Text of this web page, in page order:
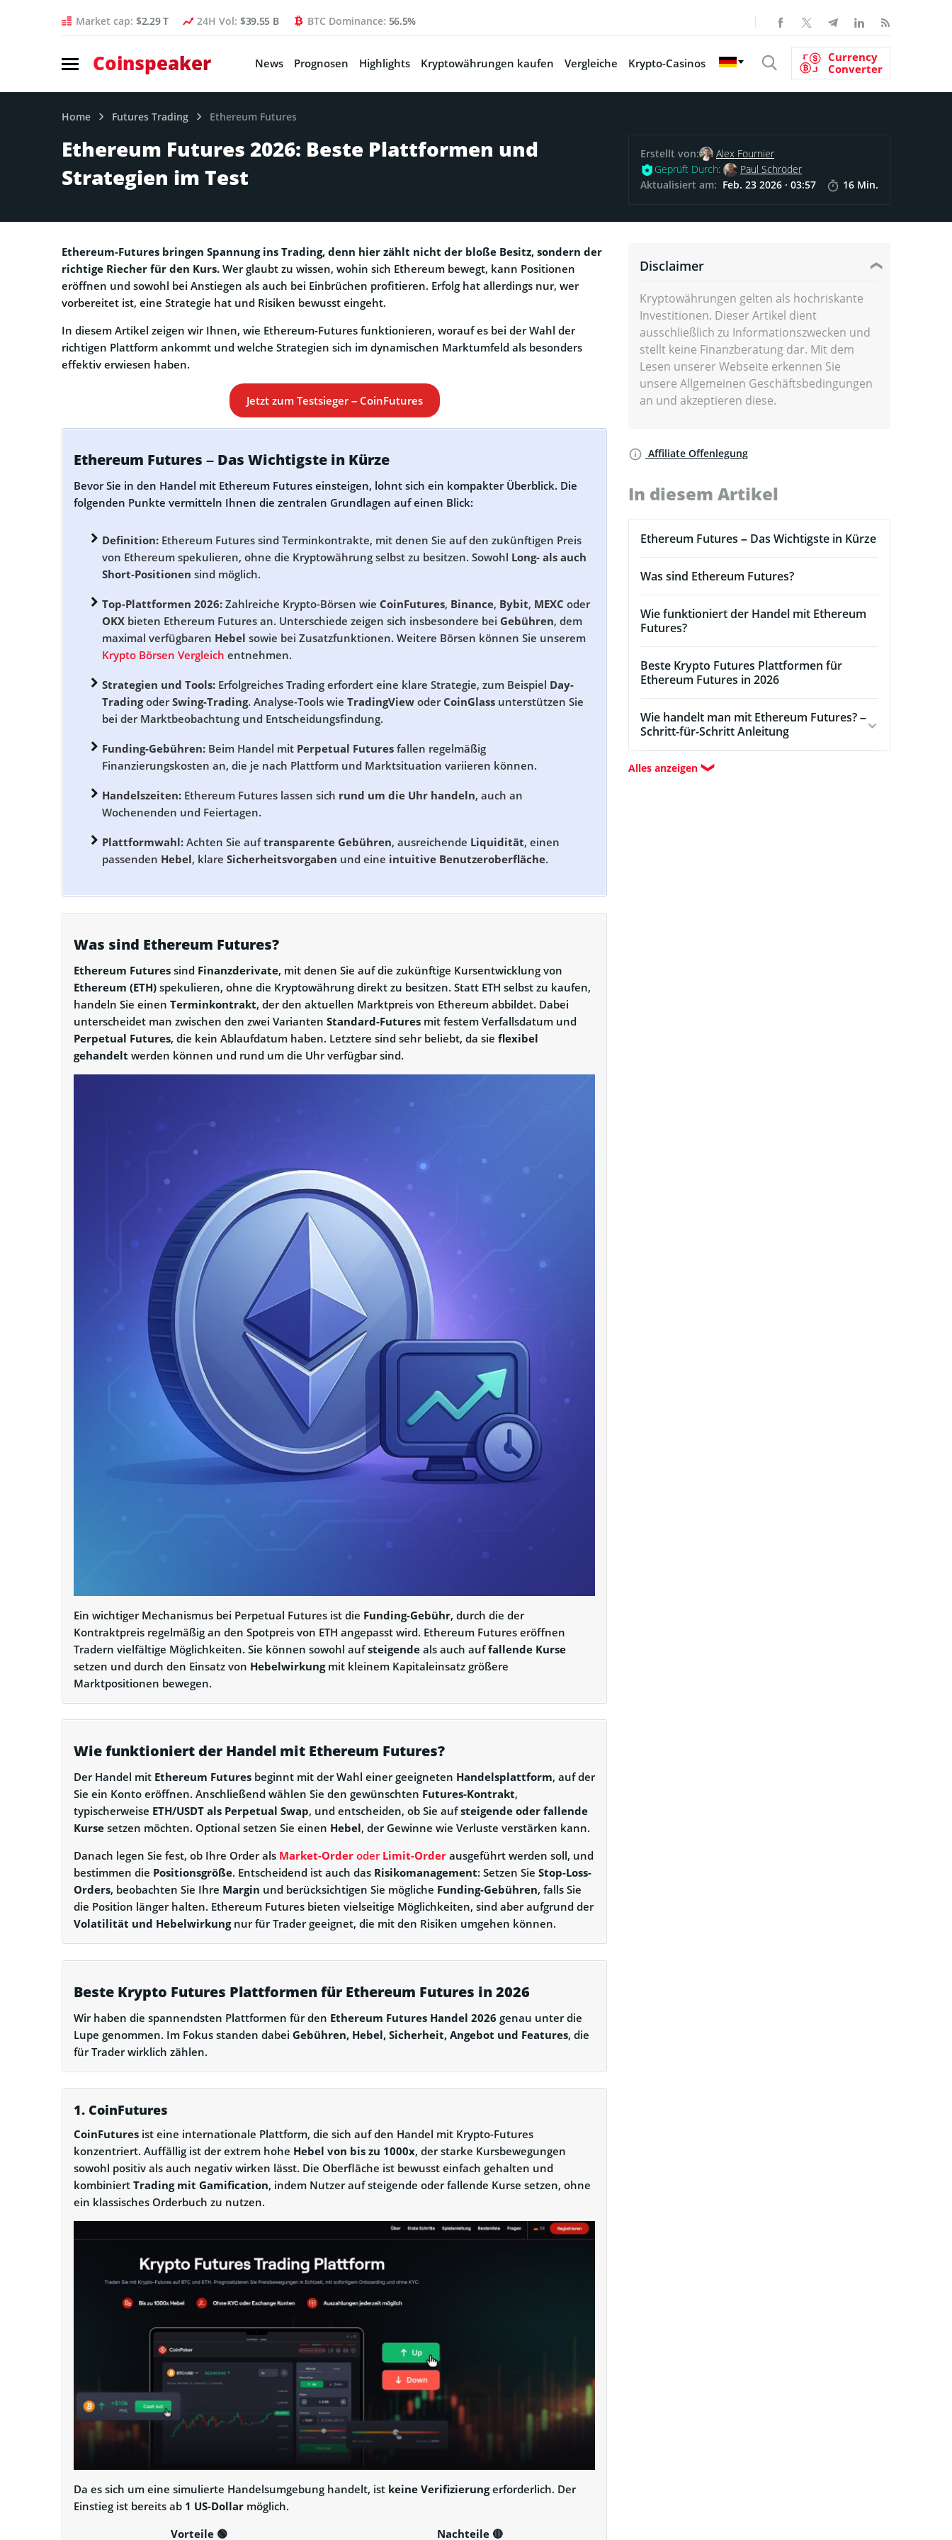
Market cap: $2.29 T 24H Vol: $39.55 B BTC Dominance: 56.5%
Coinspeaker News Prognosen Highlights Kryptowährungen kaufen Vergleiche Krypto-Casinos
Currency
Converter
Home Futures Trading Ethereum Futures
Ethereum Futures 2026: Beste Plattformen und
Strategien im Test
Erstellt von:
Alex Fournier
Geprüft Durch:
Paul Schröder
Aktualisiert am: Feb. 23 2026 · 03:57 16 Min.
Ethereum-Futures bringen Spannung ins Trading, denn hier zählt nicht der bloße Besitz, sondern der
richtige Riecher für den Kurs. Wer glaubt zu wissen, wohin sich Ethereum bewegt, kann Positionen
eröffnen und sowohl bei Anstiegen als auch bei Einbrüchen profitieren. Erfolg hat allerdings nur, wer
vorbereitet ist, eine Strategie hat und Risiken bewusst eingeht.
In diesem Artikel zeigen wir Ihnen, wie Ethereum-Futures funktionieren, worauf es bei der Wahl der
richtigen Plattform ankommt und welche Strategien sich im dynamischen Marktumfeld als besonders
effektiv erwiesen haben.
Jetzt zum Testsieger – CoinFutures
Ethereum Futures – Das Wichtigste in Kürze
Bevor Sie in den Handel mit Ethereum Futures einsteigen, lohnt sich ein kompakter Überblick. Die
folgenden Punkte vermitteln Ihnen die zentralen Grundlagen auf einen Blick:
Definition: Ethereum Futures sind Terminkontrakte, mit denen Sie auf den zukünftigen Preis
von Ethereum spekulieren, ohne die Kryptowährung selbst zu besitzen. Sowohl Long- als auch
Short-Positionen sind möglich.
Top-Plattformen 2026: Zahlreiche Krypto-Börsen wie CoinFutures, Binance, Bybit, MEXC oder
OKX bieten Ethereum Futures an. Unterschiede zeigen sich insbesondere bei Gebühren, dem
maximal verfügbaren Hebel sowie bei Zusatzfunktionen. Weitere Börsen können Sie unserem
Krypto Börsen Vergleich entnehmen.
Strategien und Tools: Erfolgreiches Trading erfordert eine klare Strategie, zum Beispiel Day-
TradingoderSwing-Trading. Analyse-Tools wie TradingView oder CoinGlass unterstützen Sie
bei der Marktbeobachtung und Entscheidungsfindung.
Funding-Gebühren: Beim Handel mit Perpetual Futures fallen regelmäßig
Finanzierungskosten an, die je nach Plattform und Marktsituation variieren können.
Handelszeiten: Ethereum Futures lassen sich rund um die Uhr handeln, auch an
Wochenenden und Feiertagen.
Plattformwahl: Achten Sie auftransparente Gebühren, ausreichende Liquidität, einen
passenden Hebel, klare Sicherheitsvorgaben und eine intuitive Benutzeroberfläche.
Was sind Ethereum Futures?
Ethereum Futures sind Finanzderivate, mit denen Sie auf die zukünftige Kursentwicklung von
Ethereum (ETH) spekulieren, ohne die Kryptowährung direkt zu besitzen. Statt ETH selbst zu kaufen,
handeln Sie einen Terminkontrakt, der den aktuellen Marktpreis von Ethereum abbildet. Dabei
unterscheidet man zwischen den zwei Varianten Standard-Futures mit festem Verfallsdatum und
Perpetual Futures, die kein Ablaufdatum haben. Letztere sind sehr beliebt, da sie flexibel
gehandelt werden können und rund um die Uhr verfügbar sind.
Ein wichtiger Mechanismus bei Perpetual Futures ist die Funding-Gebühr, durch die der
Kontraktpreis regelmäßig an den Spotpreis von ETH angepasst wird. Ethereum Futures eröffnen
Tradern vielfältige Möglichkeiten. Sie können sowohl aufsteigende als auch auffallende Kurse
setzen und durch den Einsatz von Hebelwirkungmit kleinem Kapitaleinsatz größere
Marktpositionen bewegen.
Wie funktioniert der Handel mit Ethereum Futures?
Der Handel mit Ethereum Futures beginnt mit der Wahl einer geeigneten Handelsplattform, auf der
Sie ein Konto eröffnen. Anschließend wählen Sie den gewünschten Futures-Kontrakt,
typischerweise ETH/USDT als Perpetual Swap, und entscheiden, ob Sie aufsteigende oder fallende
Kurse setzen möchten. Optional setzen Sie einen Hebel, der Gewinne wie Verluste verstärken kann.
Danach legen Sie fest, ob Ihre Order als Market-Order oder Limit-Order ausgeführt werden soll, und
bestimmen die Positionsgröße. Entscheidend ist auch das Risikomanagement: Setzen Sie Stop-Loss-
Orders, beobachten Sie Ihre Margin und berücksichtigen Sie mögliche Funding-Gebühren, falls Sie
die Position länger halten. Ethereum Futures bieten vielseitige Möglichkeiten, sind aber aufgrund der
Volatilität und Hebelwirkungnur für Trader geeignet, die mit den Risiken umgehen können.
Beste Krypto Futures Plattformen für Ethereum Futures in 2026
Wir haben die spannendsten Plattformen für den Ethereum Futures Handel 2026 genau unter die
Lupe genommen. Im Fokus standen dabei Gebühren, Hebel, Sicherheit, Angebot und Features, die
für Trader wirklich zählen.
1. CoinFutures
CoinFutures ist eine internationale Plattform, die sich auf den Handel mit Krypto-Futures
konzentriert. Auffällig ist der extrem hohe Hebel von bis zu 1000x, der starke Kursbewegungen
sowohl positiv als auch negativ wirken lässt. Die Oberfläche ist bewusst einfach gehalten und
kombiniert Trading mit Gamification, indem Nutzer auf steigende oder fallende Kurse setzen, ohne
ein klassisches Orderbuch zu nutzen.
Da es sich um eine simulierte Handelsumgebung handelt, ist keine Verifizierungerforderlich. Der
Einstieg ist bereits ab 1 US-Dollar möglich.
Vorteile🟢 Nachteile🔴
Disclaimer
Kryptowährungen gelten als hochriskante
Investitionen. Dieser Artikel dient
ausschließlich zu Informationszwecken und
stellt keine Finanzberatung dar. Mit dem
Lesen unserer Webseite erkennen Sie
unsere Allgemeinen Geschäftsbedingungen
an und akzeptieren diese.
Affiliate Offenlegung
In diesem Artikel
Ethereum Futures – Das Wichtigste in Kürze
Was sind Ethereum Futures?
Wie funktioniert der Handel mit Ethereum
Futures?
Beste Krypto Futures Plattformen für
Ethereum Futures in 2026
Wie handelt man mit Ethereum Futures? –
Schritt-für-Schritt Anleitung
Alles anzeigen